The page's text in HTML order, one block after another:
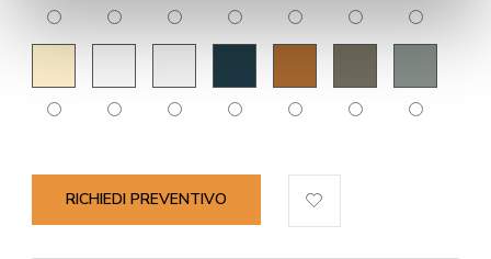
RICHIEDI PREVENTIVO